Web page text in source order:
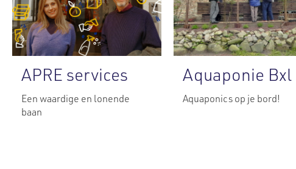
APRE services
Een waardige en lonende
baan
Aquaponie Bxl
Aquaponics op je bord!